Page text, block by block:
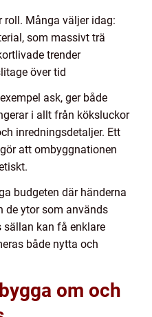
roll. Många väljer idag:
som massivt trä
trender
över tid
ask, ger både
i allt från köksluckor
inredningsdetaljer. Ett
att ombyggnationen
budgeten där händerna
de ytor som används
sällan kan få enklare
både nytta och
om och